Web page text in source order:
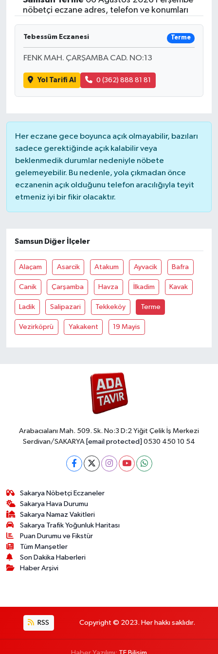
nöbetçi eczane adres, telefon ve konumları
Tebessüm Eczanesi Terme
FENK MAH. ÇARŞAMBA CAD. NO:13
Yol Tarifi Al 0 (362) 888 81 81
Her eczane gece boyunca açık olmayabilir, bazıları
sadece gerektiğinde açık kalabilir veya
beklenmedik durumlar nedeniyle nöbete
gelemeyebilir. Bu nedenle, yola çıkmadan önce
eczanenin açık olduğunu telefon aracılığıyla teyit
etmeniz iyi bir fikir olacaktır.
Samsun Diğer İlçeler
Alaçam Asarcik Atakum Ayvacik Bafra
Canik Çarşamba Havza İlkadim Kavak
Ladik Salipazari Tekkeköy Terme
Vezirköprü Yakakent 19 Mayis
Arabacıalanı Mah. 509. Sk. No:3 D:2 Yiğit Çelik İş Merkezi
Serdivan/SAKARYA [email protected] 0530 450 10 54
Sakarya Nöbetçi Eczaneler
Sakarya Hava Durumu
Sakarya Namaz Vakitleri
Sakarya Trafik Yoğunluk Haritası
Puan Durumu ve Fikstür
Tüm Manşetler
Son Dakika Haberleri
Haber Arşivi
RSS Copyright © 2023. Her hakkı saklıdır.